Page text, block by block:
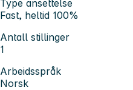
Type ansettelse
Fast, heltid 100%
Antall stillinger
1
Arbeidsspråk
Norsk